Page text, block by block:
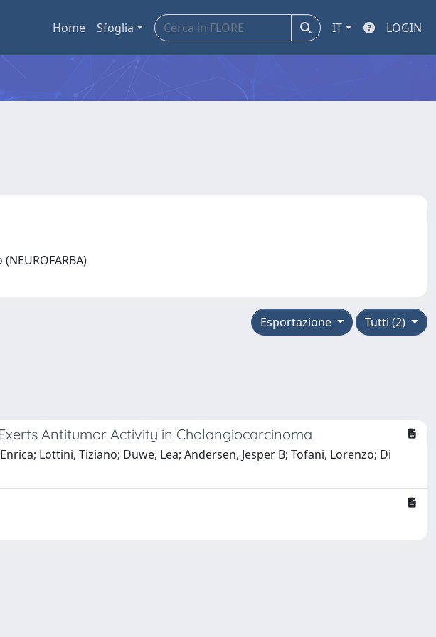
Home Sfoglia IT LOGIN
Tutti (2)
Esportazione
Antitumor Activity in Cholangiocarcinoma
Lottini, Tiziano; Duwe, Lea; Andersen, Jesper B; Tofani, Lorenzo; Di